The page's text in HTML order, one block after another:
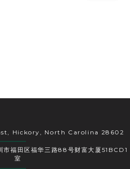
Hickory, North Carolina 28602
市福田区福华三路88号财富大厦51BCD1
室